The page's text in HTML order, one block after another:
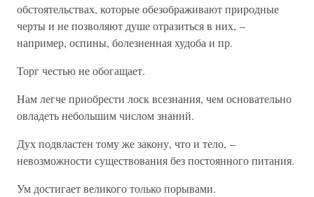
обстоятельствах, которые обезображивают природные
черты и не позволяют душе отразиться в них, –
например, оспины, болезненная худоба и пр.
Торг честью не обогащает.
Нам легче приобрести лоск всезнания, чем основательно
овладеть небольшим числом знаний.
Дух подвластен тому же закону, что и тело, –
невозможности существования без постоянного питания.
Ум достигает великого только порывами.